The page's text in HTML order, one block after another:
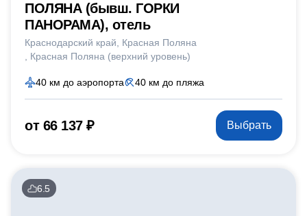
ПОЛЯНА (бывш. ГОРКИ
ПАНОРАМА), отель
Краснодарский край
Красная Поляна
Красная Поляна (верхний уровень)
40 км до аэропорта 40 км до пляжа
от 66 137 ₽ Выбрать
6.5